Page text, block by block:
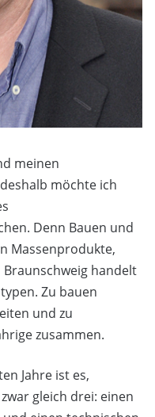
meinen
möchte ich
Denn Bauen und
Massenprodukte,
handelt
Zu bauen
und zu
zusammen.
Jahre ist es,
gleich drei: einen